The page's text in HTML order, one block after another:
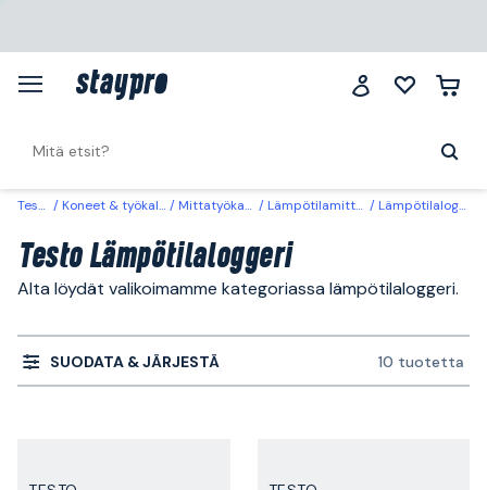
Testo Koneet & työkalut Mittatyökalut Lämpötilamittarit Lämpötilaloggeri
Testo Lämpötilaloggeri
Alta löydät valikoimamme kategoriassa lämpötilaloggeri.
SUODATA & JÄRJESTÄ 10 tuotetta